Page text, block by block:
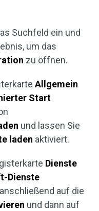
Suchfeld ein und
um das
zu öffnen.
Allgemein
Start
und lassen Sie
laden aktiviert.
Dienste
Dienste
auf die
und dann auf